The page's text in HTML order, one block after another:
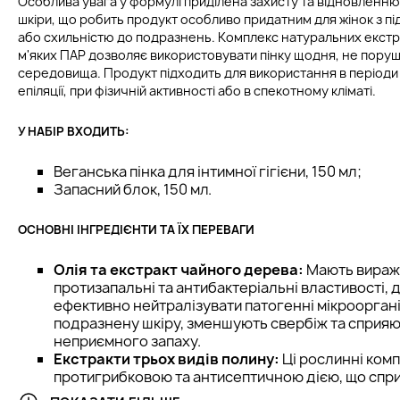
шкіри, що робить продукт особливо придатним для жінок з
або схильністю до подразнень. Комплекс натуральних
м'яких ПАР дозволяє використовувати пінку щодня, не
середовища. Продукт підходить для використання в періоди
епіляції, при фізичній активності або в спекотному кліматі.
У НАБІР ВХОДИТЬ:
Веганська пінка для інтимної гігієни, 150 мл;
Запасний блок, 150 мл.
ОСНОВНІ ІНГРЕДІЄНТИ ТА ЇХ ПЕРЕВАГИ
Олія та екстракт чайного дерева: Мають
протизапальні та антибактеріальні
ефективно нейтралізувати патогенні
подразнену шкіру, зменшують свербіж та
неприємного запаху.
Екстракти трьох видів полину: Ці рослинні
протигрибковою та антисептичною дією, що
балансу мікрофлори. Вони знижують запалення,